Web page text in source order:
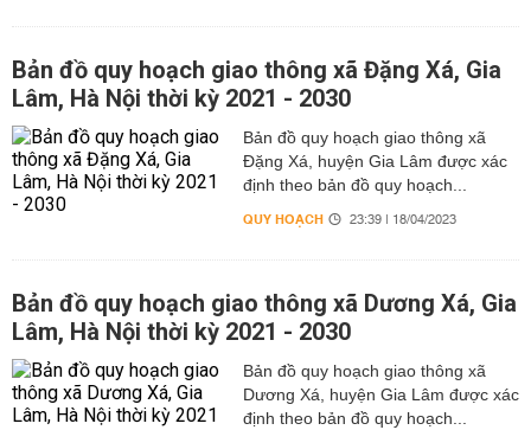
Bản đồ quy hoạch giao thông xã Đặng Xá, Gia
Lâm, Hà Nội thời kỳ 2021 - 2030
Bản đồ quy hoạch giao thông xã
Đặng Xá, huyện Gia Lâm được xác
định theo bản đồ quy hoạch...
QUY HOẠCH 23:39 | 18/04/2023
Bản đồ quy hoạch giao thông xã Dương Xá, Gia
Lâm, Hà Nội thời kỳ 2021 - 2030
Bản đồ quy hoạch giao thông xã
Dương Xá, huyện Gia Lâm được xác
định theo bản đồ quy hoạch...